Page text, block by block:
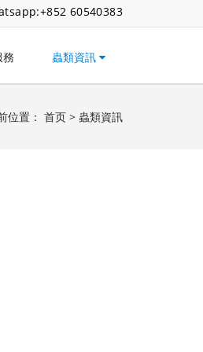
60540383
務 蟲類資訊
位置： 首页 > 蟲類資訊